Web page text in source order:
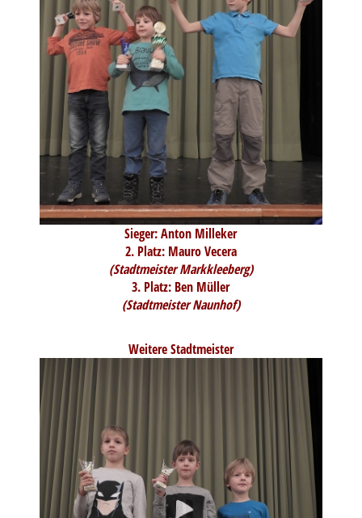
Sieger: Anton Milleker
2. Platz: Mauro Vecera
(Stadtmeister Markkleeberg)
3. Platz: Ben Müller
(Stadtmeister Naunhof)
Weitere Stadtmeister